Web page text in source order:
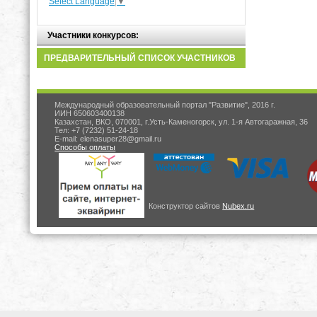
Участники конкурсов:
ПРЕДВАРИТЕЛЬНЫЙ СПИСОК УЧАСТНИКОВ
Международный образовательный портал "Развитие", 2016 г.
ИИН 650603400138
Казахстан, ВКО, 070001, г.Усть-Каменогорск, ул. 1-я Автогаражная, 36
Тел: +7 (7232) 51-24-18
E-mail: elenasuper28@gmail.ru
Способы оплаты
Конструктор сайтов Nubex.ru